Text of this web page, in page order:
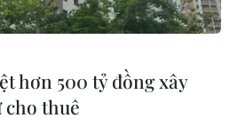
Công an,
Lắk
hơn 500 tỷ đồng xây
cho thuê